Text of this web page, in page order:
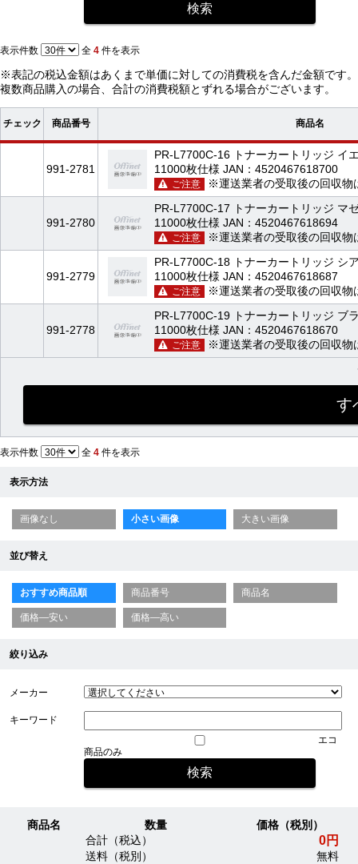
表示件数 全 4 件を表示
※表記の税込金額はあくまで単価に対しての消費税を含んだ金額です。
複数商品購入の場合、合計の消費税額とずれる場合がございます。
チェック 商品番号 商品名
991-2781
PR-L7700C-16 トナーカートリッジ イ
11000枚仕様 JAN：4520467618700
ご注意 ※運送業者の受取後の回収
991-2780
PR-L7700C-17 トナーカートリッジ マ
11000枚仕様 JAN：4520467618694
ご注意 ※運送業者の受取後の回収
991-2779
PR-L7700C-18 トナーカートリッジ シ
11000枚仕様 JAN：4520467618687
ご注意 ※運送業者の受取後の回収
991-2778
PR-L7700C-19 トナーカートリッジ ブ
11000枚仕様 JAN：4520467618670
ご注意 ※運送業者の受取後の回収
表示件数 全 4 件を表示
表示方法
画像なし 小さい画像 大きい画像
並び替え
おすすめ商品順 商品番号 商品名
価格—安い 価格—高い
絞り込み
メーカー
キーワード
エコ
商品のみ
商品名 数量
価格（税別）
合計（税込）
0円
送料（税別）
無料